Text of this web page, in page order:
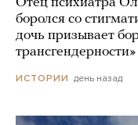
боролся со
дочь призывает
ИСТОРИИ день назад